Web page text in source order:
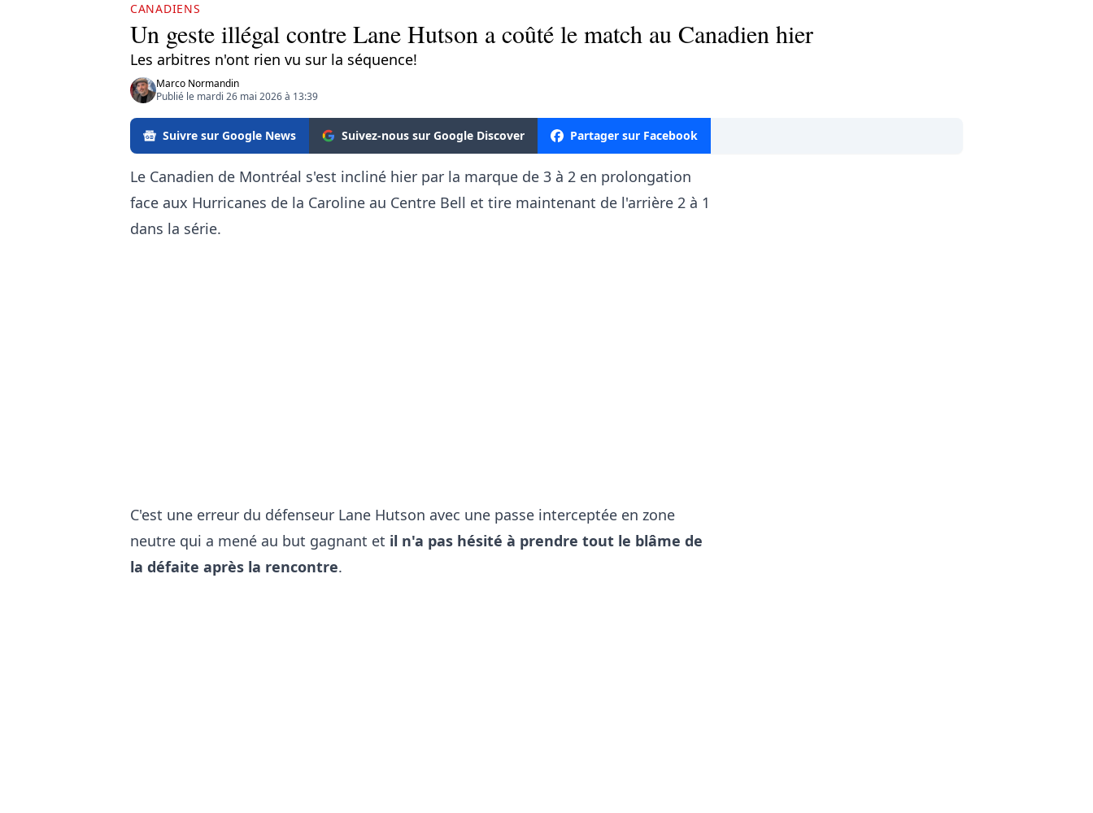
CANADIENS
Un geste illégal contre Lane Hutson a coûté le match au Canadien hier
Les arbitres n'ont rien vu sur la séquence!
Marco Normandin
Publié le mardi 26 mai 2026 à 13:39
Suivre sur Google News Suivez-nous sur Google Discover Partager sur Facebook
Le Canadien de Montréal s'est incliné hier par la marque de 3 à 2 en prolongation
face aux Hurricanes de la Caroline au Centre Bell et tire maintenant de l'arrière 2 à 1
dans la série.
C'est une erreur du défenseur Lane Hutson avec une passe interceptée en zone
neutre qui a mené au but gagnant et il n'a pas hésité à prendre tout le blâme de
la défaite après la rencontre.